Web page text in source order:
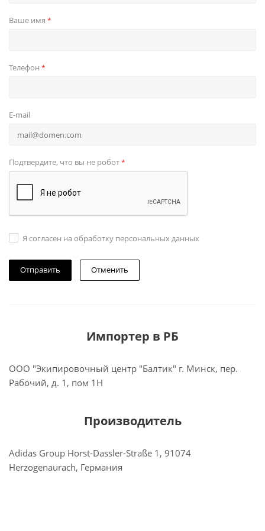
Ваше имя *
Телефон *
E-mail
Подтвердите, что вы не робот*
Я согласен на обработку персональных данных
Отменить
Импортер в РБ
ООО "Экипировочный центр "Балтик" г. Минск, пер.
Рабочий, д. 1, пом 1Н
Производитель
Adidas Group Horst-Dassler-Straße 1, 91074
Herzogenaurach, Германия